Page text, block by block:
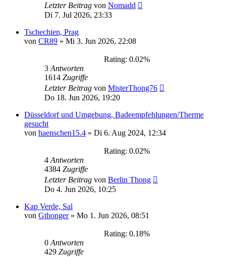
Letzter Beitrag von Nomadd
Di 7. Jul 2026, 23:33
Tschechien, Prag
von CR89 » Mi 3. Jun 2026, 22:08
Rating: 0.02%
3 Antworten
1614 Zugriffe
Letzter Beitrag von MisterThong76
Do 18. Jun 2026, 19:20
Düsseldorf und Umgebung, Badeempfehlungen/Therme
gesucht
von haenschen15.4 » Di 6. Aug 2024, 12:34
Rating: 0.02%
4 Antworten
4384 Zugriffe
Letzter Beitrag von Berlin Thong
Do 4. Jun 2026, 10:25
Kap Verde, Sal
von Gthonger» Mo 1. Jun 2026, 08:51
Rating: 0.18%
0 Antworten
429 Zugriffe